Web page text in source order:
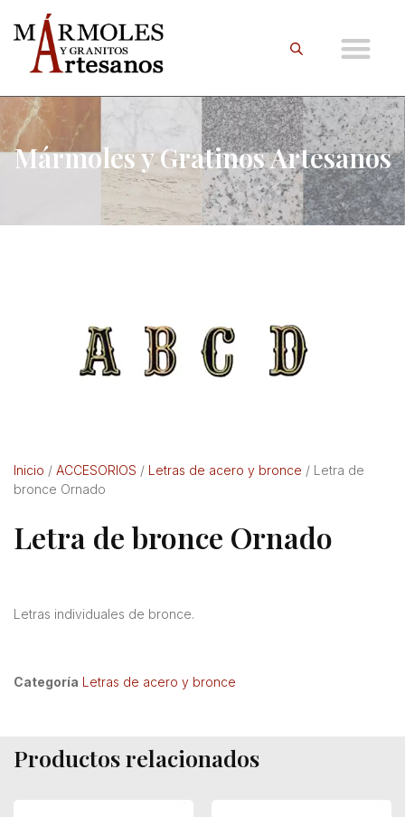
Mármoles y Gratinos Artesanos
Inicio / ACCESORIOS / Letras de acero y bronce / Letra de
bronce Ornado
Letra de bronce Ornado
Letras individuales de bronce.
Categoría Letras de acero y bronce
Productos relacionados